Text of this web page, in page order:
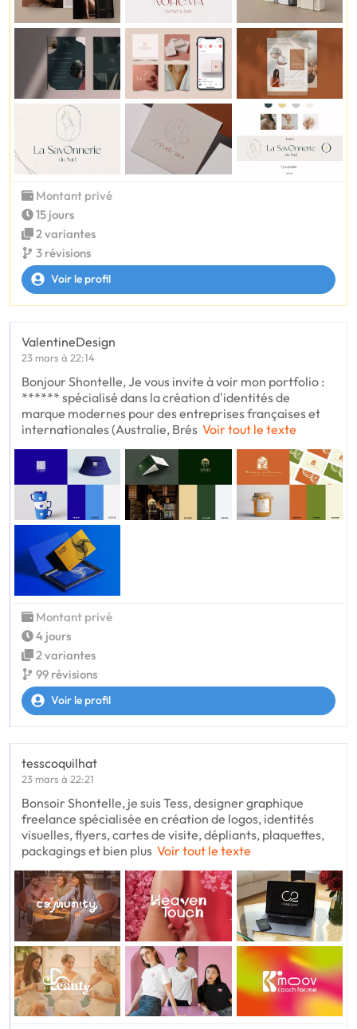
Montant privé
15 jours
2 variantes
3 révisions
Voir le profil
ValentineDesign
23 mars à 22:14
Bonjour Shontelle, Je vous invite à voir mon portfolio :
****** spécialisé dans la création d'identités de
marque modernes pour des entreprises françaises et
internationales (Australie, Brés Voir tout le texte
Montant privé
4 jours
2 variantes
99 révisions
Voir le profil
tesscoquilhat
23 mars à 22:21
Bonsoir Shontelle, je suis Tess, designer graphique
freelance spécialisée en création de logos, identités
visuelles, flyers, cartes de visite, dépliants, plaquettes,
packagings et bien plus Voir tout le texte